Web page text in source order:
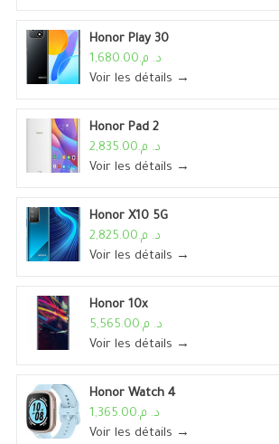
Honor Play 30
د. م.1,680.00
Voir les détails →
Honor Pad 2
د. م.2,835.00
Voir les détails →
Honor X10 5G
د. م.2,825.00
Voir les détails →
Honor 10x
د. م.5,565.00
Voir les détails →
Honor Watch 4
د. م.1,365.00
Voir les détails →